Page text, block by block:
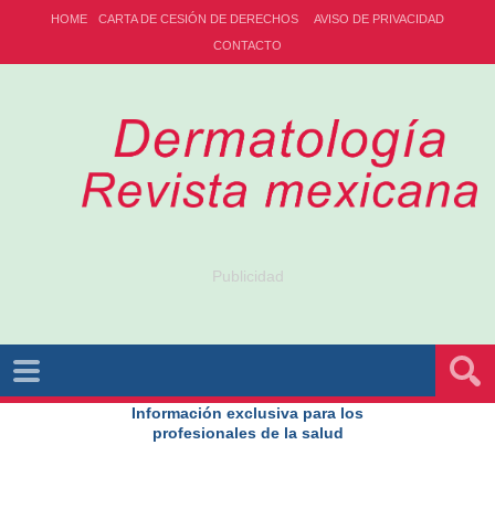
HOME CARTA DE CESIÓN DE DERECHOS
AVISO DE PRIVACIDAD
CONTACTO
Publicidad
Información exclusiva para los
profesionales de la salud